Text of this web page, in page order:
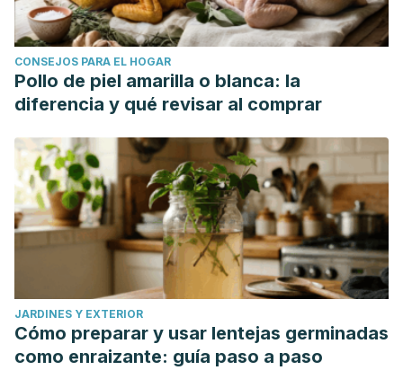
CONSEJOS PARA EL HOGAR
Pollo de piel amarilla o blanca: la
diferencia y qué revisar al comprar
JARDINES Y EXTERIOR
Cómo preparar y usar lentejas germinadas
como enraizante: guía paso a paso